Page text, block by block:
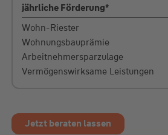
jährliche Förderung*
Wohn-Riester
Wohnungsbauprämie
Arbeitnehmersparzulage
Vermögenswirksame Leistungen
Wohn-Riester Berufseinsteigerbonus
Wüstenrot Jugendbonus
Jetzt beraten lassen